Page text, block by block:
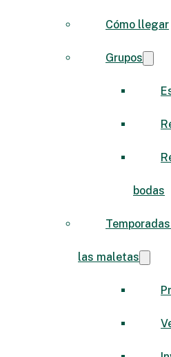
Cómo llegar
Grupos
bodas
las maletas